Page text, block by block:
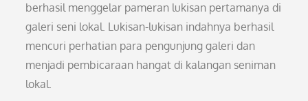
berhasil menggelar pameran lukisan pertamanya di
galeri seni lokal. Lukisan-lukisan indahnya berhasil
mencuri perhatian para pengunjung galeri dan
menjadi pembicaraan hangat di kalangan seniman
lokal.